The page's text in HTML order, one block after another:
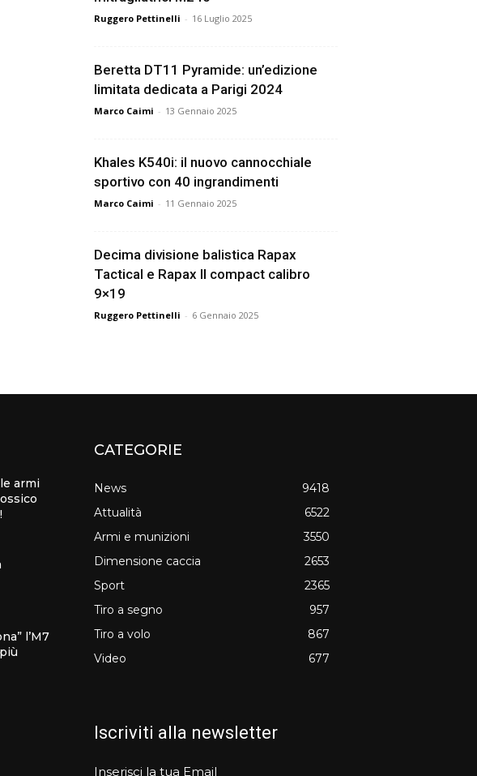
Ruggero Pettinelli - 16 Luglio 2025
Beretta DT11 Pyramide: un’edizione
limitata dedicata a Parigi 2024
Marco Caimi - 13 Gennaio 2025
Khales K540i: il nuovo cannocchiale
sportivo con 40 ingrandimenti
Marco Caimi - 11 Gennaio 2025
Decima divisione balistica Rapax
Tactical e Rapax II compact calibro
9×19
Ruggero Pettinelli - 6 Gennaio 2025
armi
l’M7
CATEGORIE
News
9418
Attualità
6522
Armi e munizioni
3550
Dimensione caccia
2653
Sport
2365
Tiro a segno
957
Tiro a volo
867
Video
677
Iscriviti alla newsletter
Inserisci la tua Email